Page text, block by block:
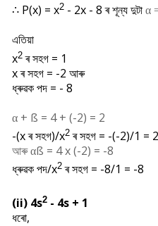
∴ P(x) = x2 - 2x - 8 ৰ শূন্য দুটা α
এতিয়া
x2 ৰ সহগ = 1
x ৰ সহগ = -2 আৰু
ধ্ৰুৱক পদ = - 8
α + ß = 4 + (-2) = 2
-(x ৰ সহগ)/x2 ৰ সহগ = -(-2)/1 = 2
আৰুαß = 4 x (-2) = -8
ধ্ৰুৱক পদ/x2 ৰ সহগ = -8/1 = -8
(ii) 4s2 - 4s + 1
ধৰো,